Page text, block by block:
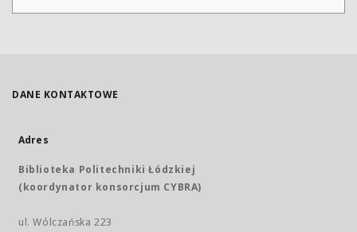
DANE KONTAKTOWE
Adres
Biblioteka Politechniki Łódzkiej
(koordynator konsorcjum CYBRA)
ul. Wólczańska 223